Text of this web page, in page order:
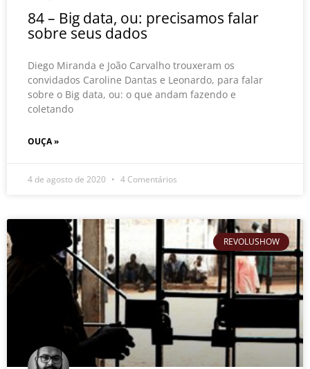
84 – Big data, ou: precisamos falar
sobre seus dados
Diego Miranda e João Carvalho trouxeram os
convidados Caroline Dantas e Leonardo, para falar
sobre o Big data, ou: o que andam fazendo e
coletando
OUÇA »
4 de agosto de 2020 4 Comentários
REVOLUSHOW